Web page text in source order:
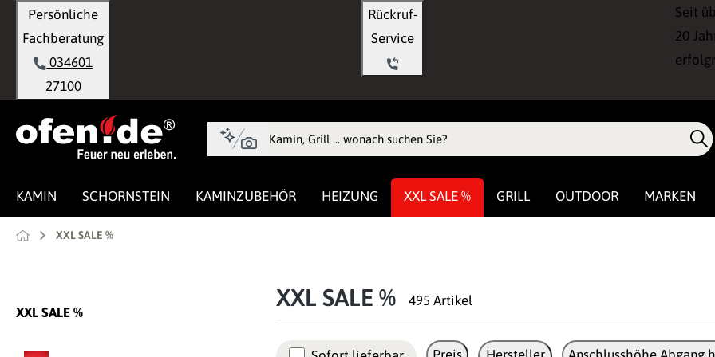
Zur Hauptnavigation springen
Persönliche
Fachberatung
034601
27100
Rückruf-
Seit
20
KAMIN SCHORNSTEIN KAMINZUBEHÖR HEIZUNG XXL SALE % GRILL OUTDOOR MARKEN
XXL SALE %
XXL SALE %
XXL SALE % 495 Artikel